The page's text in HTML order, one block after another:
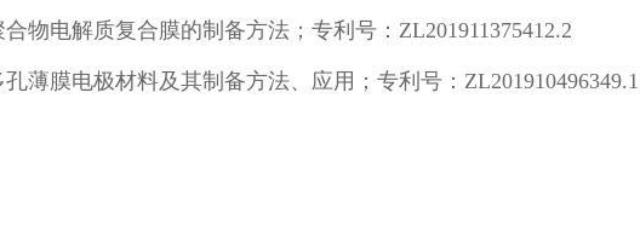
物电解质复合膜的制备方法；专利号：ZL201911375412.2
薄膜电极材料及其制备方法、应用；专利号：ZL201910496349.1